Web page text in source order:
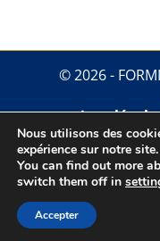
© 2026 -
mentions
Nous utilisons des
expérience sur notre site.
You can find out more
switch them off in
Accepter